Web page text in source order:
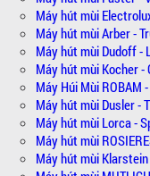
Máy hút mùi
Máy hút mùi Arber -
Máy hút mùi Dudoff -
Máy hút mùi Kocher -
Máy Húi Mùi ROBAM
Máy hút mùi Dusler -
Máy hút mùi Lorca -
Máy hút mùi
Máy hút mùi